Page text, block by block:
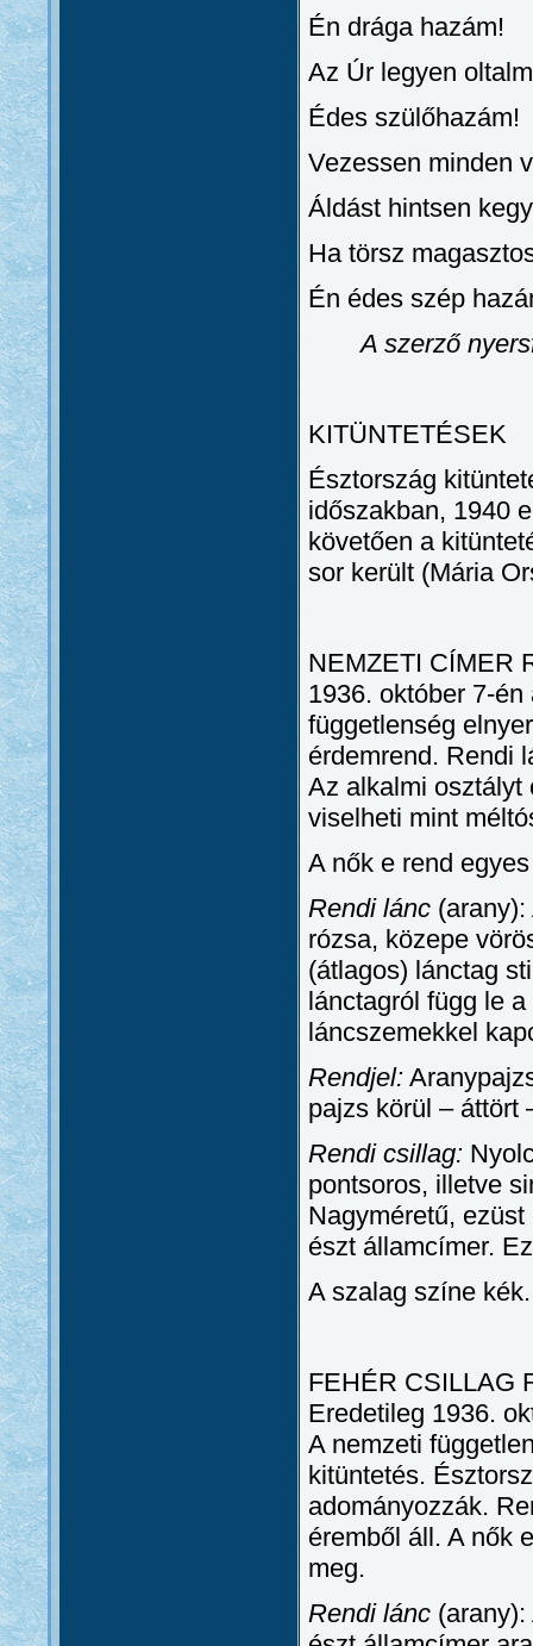
Én drága hazám!
Az Úr legyen
Édes szülőhazám!
Vezessen minden
Áldást hintsen
Ha törsz
Én édes szép
A szerző
KITÜNTETÉSEK
Észtország
időszakban, 1940
követően a
sor került (Mária
NEMZETI CÍMER
1936. október 7-
függetlenség
érdemrend. Rendi
Az alkalmi osztályt
viselheti mint
A nők e rend
Rendi lánc
rózsa, közepe
(átlagos) lánctag
lánctagról függ le
láncszemekkel
Rendjel:
pajzs körül – áttört
Rendi csillag:
pontsoros, illetve
Nagyméretű,
észt államcímer.
A szalag színe kék.
FEHÉR CSILLAG
Eredetileg 1936.
A nemzeti
kitüntetés.
adományozzák.
éremből áll. A nők
meg.
Rendi lánc